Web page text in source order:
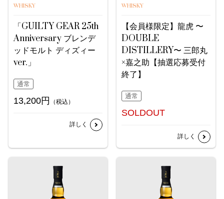
WHISKY
「GUILTY GEAR 25th
Anniversary ブレンデ
ッドモルト ディズィー
ver.」
通常
13,200円 （税込）
詳しく
WHISKY
【会員様限定】龍虎 〜
DOUBLE
DISTILLERY〜 三郎丸
×嘉之助【抽選応募受付
終了】
通常
SOLDOUT
詳しく